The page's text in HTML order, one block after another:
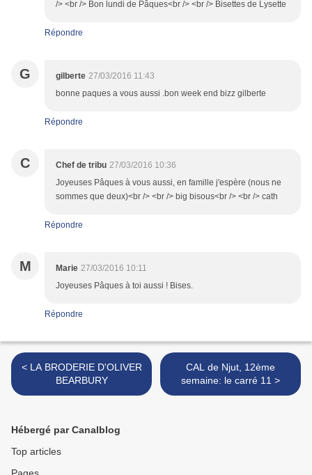
/> <br /> Bon lundi de Pâques<br /> <br /> Bisettes de Lysette
Répondre
G gilberte 27/03/2016 11:43
bonne paques a vous aussi .bon week end bizz gilberte
Répondre
C Chef de tribu 27/03/2016 10:36
Joyeuses Pâques à vous aussi, en famille j'espère (nous ne
sommes que deux)<br /> <br /> big bisous<br /> <br /> cath
Répondre
M Marie 27/03/2016 10:11
Joyeuses Pâques à toi aussi ! Bises.
Répondre
< LA BRODERIE D'OLIVER
BEARBURY
CAL de Njut, 12ème
semaine: le carré 11 >
Hébergé par Canalblog
Top articles